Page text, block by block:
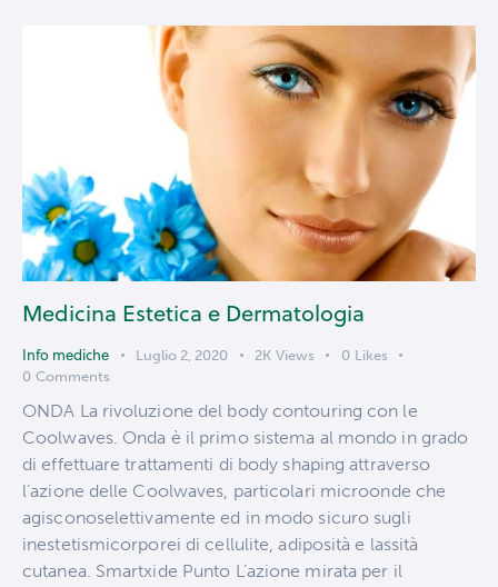
Medicina Estetica e Dermatologia
Info mediche Luglio 2, 2020 2K Views 0 Likes
0 Comments
ONDA La rivoluzione del body contouring con le
Coolwaves. Onda è il primo sistema al mondo in grado
di effettuare trattamenti di body shaping attraverso
l’azione delle Coolwaves, particolari microonde che
agisconoselettivamente ed in modo sicuro sugli
inestetismicorporei di cellulite, adiposità e lassità
cutanea. Smartxide Punto L’azione mirata per il